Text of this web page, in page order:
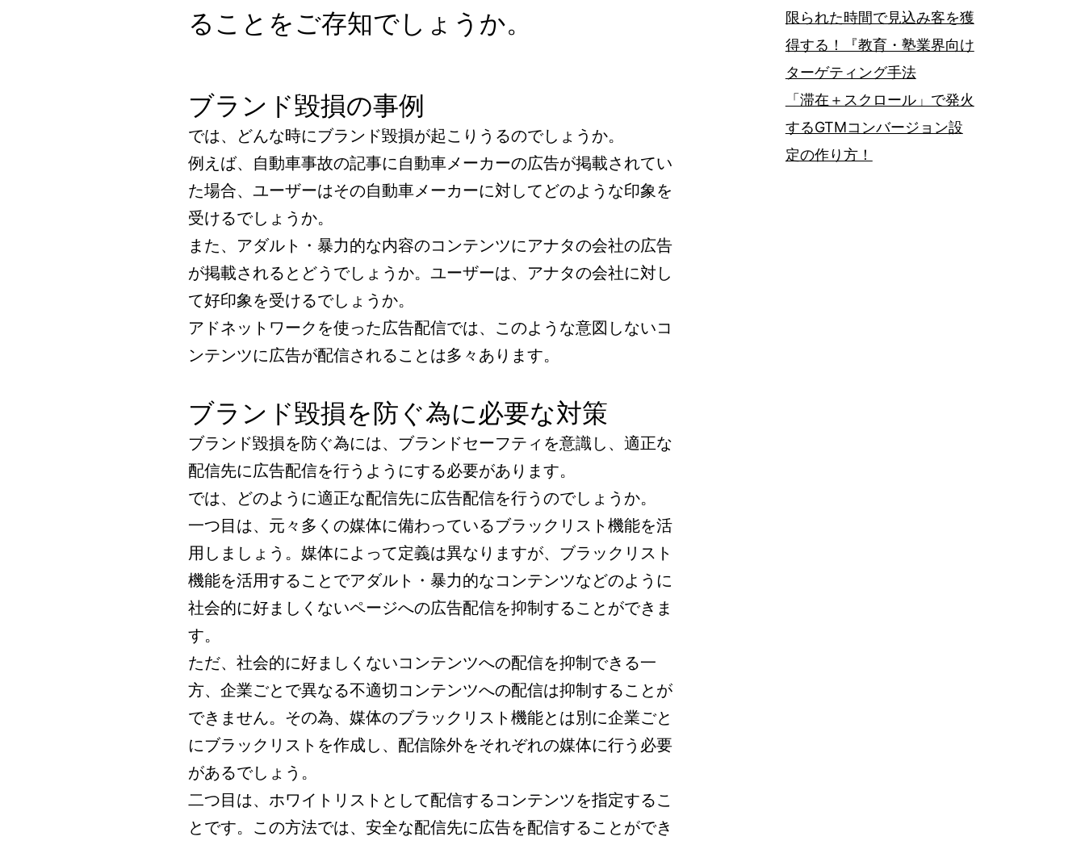
ることをご存知でしょうか。
ブランド毀損の事例
では、どんな時にブランド毀損が起こりうるのでしょうか。
例えば、自動車事故の記事に自動車メーカーの広告が掲載されてい
た場合、ユーザーはその自動車メーカーに対してどのような印象を
受けるでしょうか。
また、アダルト・暴力的な内容のコンテンツにアナタの会社の広告
が掲載されるとどうでしょうか。ユーザーは、アナタの会社に対し
て好印象を受けるでしょうか。
アドネットワークを使った広告配信では、このような意図しないコ
ンテンツに広告が配信されることは多々あります。
ブランド毀損を防ぐ為に必要な対策
ブランド毀損を防ぐ為には、ブランドセーフティを意識し、適正な
配信先に広告配信を行うようにする必要があります。
では、どのように適正な配信先に広告配信を行うのでしょうか。
一つ目は、元々多くの媒体に備わっているブラックリスト機能を活
用しましょう。媒体によって定義は異なりますが、ブラックリスト
機能を活用することでアダルト・暴力的なコンテンツなどのように
社会的に好ましくないページへの広告配信を抑制することができま
す。
ただ、社会的に好ましくないコンテンツへの配信を抑制できる一
方、企業ごとで異なる不適切コンテンツへの配信は抑制することが
できません。その為、媒体のブラックリスト機能とは別に企業ごと
にブラックリストを作成し、配信除外をそれぞれの媒体に行う必要
があるでしょう。
二つ目は、ホワイトリストとして配信するコンテンツを指定するこ
とです。この方法では、安全な配信先に広告を配信することができ
限られた時間で見込み客を獲
得する！『教育・塾業界向け
ターゲティング手法
「滞在＋スクロール」で発火
するGTMコンバージョン設
定の作り方！